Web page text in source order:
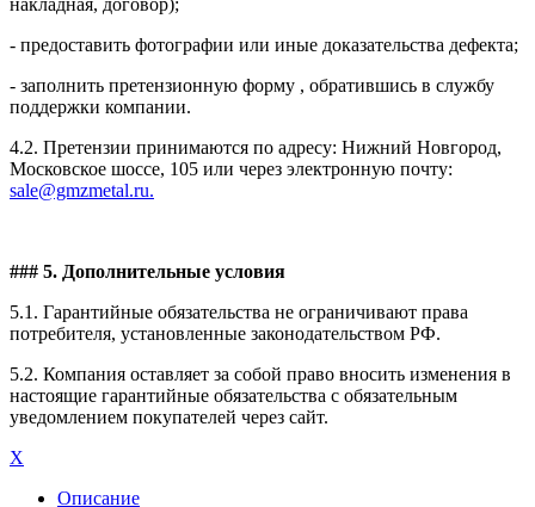
- предоставить фотографии или иные доказательства дефекта;
- заполнить претензионную форму , обратившись в службу
поддержки компании.
4.2. Претензии принимаются по адресу: Нижний Новгород,
Московское шоссе, 105 или через электронную почту:
sale@gmzmetal.ru.
### 5. Дополнительные условия
5.1. Гарантийные обязательства не ограничивают права
потребителя, установленные законодательством РФ.
5.2. Компания оставляет за собой право вносить изменения в
настоящие гарантийные обязательства с обязательным
уведомлением покупателей через сайт.
X
Описание